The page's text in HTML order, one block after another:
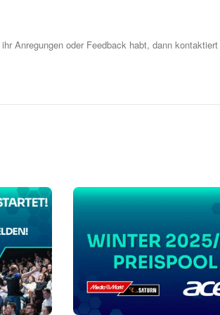
Anregungen oder Feedback habt, dann